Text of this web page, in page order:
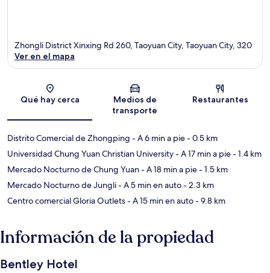
Sección del mapa
Zhongli District Xinxing Rd 260, Taoyuan City, Taoyuan City, 320
Ver en el mapa
Qué hay cerca
Medios de
transporte
Restaurantes
Distrito Comercial de Zhongping - A 6 min a pie- 0.5 km
Universidad Chung Yuan Christian University- A 17 min a pie- 1.4 km
Mercado Nocturno de Chung Yuan- A 18 min a pie- 1.5 km
Mercado Nocturno de Jungli- A 5 min en auto- 2.3 km
Centro comercial Gloria Outlets- A 15 min en auto- 9.8 km
Información de la propiedad
Bentley Hotel